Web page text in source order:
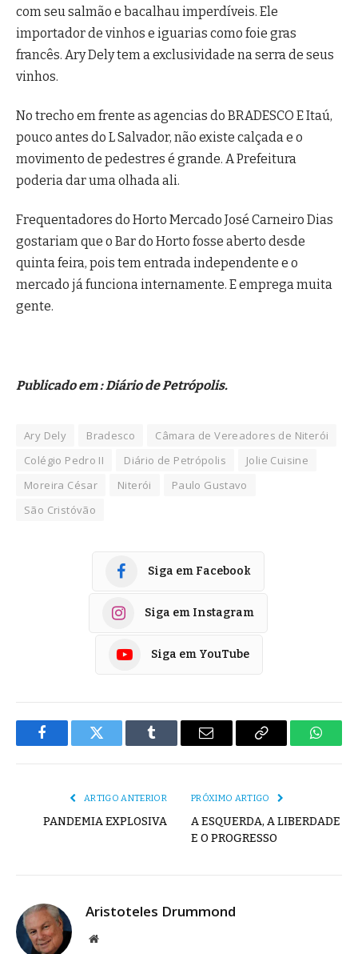
com seu salmão e bacalhau imperdíveis. Ele
importador de vinhos e iguarias como foie gras
francês. Ary Dely tem a exclusividade na serra de seus
vinhos.
No trecho em frente as agencias do BRADESCO E Itaú,
pouco antes do L Salvador, não existe calçada e o
movimento de pedestres é grande. A Prefeitura
poderia dar uma olhada ali.
Frequentadores do Horto Mercado José Carneiro Dias
gostariam que o Bar do Horto fosse aberto desde
quinta feira, pois tem entrada independente e o
mercado já funciona internamente. E emprega muita
gente.
Publicado em : Diário de Petrópolis.
Ary Dely Bradesco
Câmara de Vereadores de Niterói
Colégio Pedro II
Diário de Petrópolis
Jolie Cuisine
Moreira César
Niterói
Paulo Gustavo
São Cristóvão
Siga em Facebook
Siga em Instagram
Siga em YouTube
FacebookTwitter Tumblr
E-
Copiar
ARTIGO ANTERIOR
PANDEMIA EXPLOSIVA
PRÓXIMO ARTIGO
A ESQUERDA, A LIBERDADE
E O PROGRESSO
Aristoteles Drummond
Site